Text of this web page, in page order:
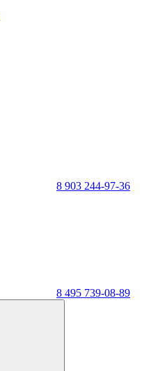
8 903 244-97-36
8 495 739-08-89